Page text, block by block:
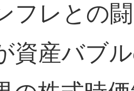
レとの
資産バブ